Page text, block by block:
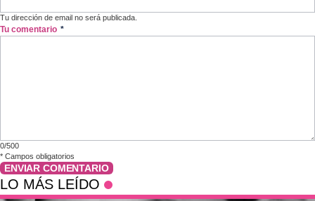
Tu dirección de email no será publicada.
Tu comentario *
0/500
* Campos obligatorios
ENVIAR COMENTARIO
LO MÁS LEÍDO